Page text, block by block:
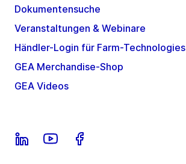
Dokumentensuche
Veranstaltungen & Webinare
Händler-Login für Farm-Technologies
GEA Merchandise-Shop
GEA Videos